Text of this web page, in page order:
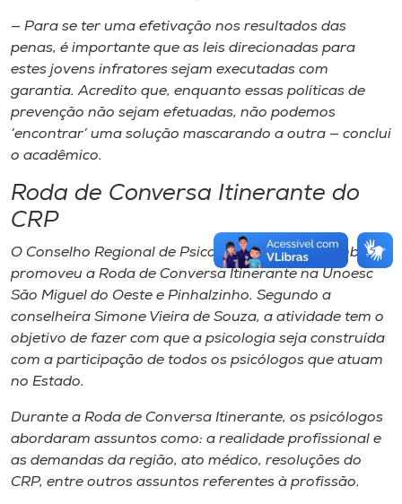
— Para se ter uma efetivação nos resultados das
penas, é importante que as leis direcionadas para
estes jovens infratores sejam executadas com
garantia. Acredito que, enquanto essas políticas de
prevenção não sejam efetuadas, não podemos
‘encontrar’ uma solução mascarando a outra — conclui
o acadêmico.
Roda de Conversa Itinerante do
CRP
O Conselho Regional de Psicologia (CRP-SC) também
promoveu a Roda de Conversa Itinerante na Unoesc
São Miguel do Oeste e Pinhalzinho. Segundo a
conselheira Simone Vieira de Souza, a atividade tem o
objetivo de fazer com que a psicologia seja construída
com a participação de todos os psicólogos que atuam
no Estado.
Durante a Roda de Conversa Itinerante, os psicólogos
abordaram assuntos como: a realidade profissional e
as demandas da região, ato médico, resoluções do
CRP, entre outros assuntos referentes à profissão.